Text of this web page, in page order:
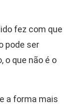
fez com que
pode ser
o que não é o
a forma mais